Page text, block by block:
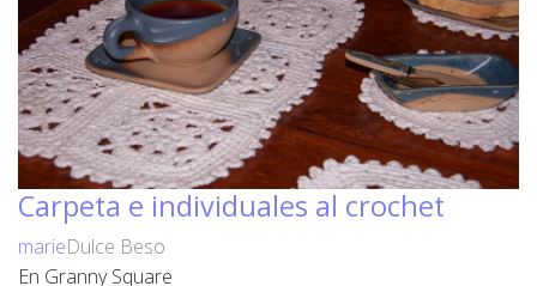
Carpeta e individuales al crochet
marieDulce Beso
En Granny Square